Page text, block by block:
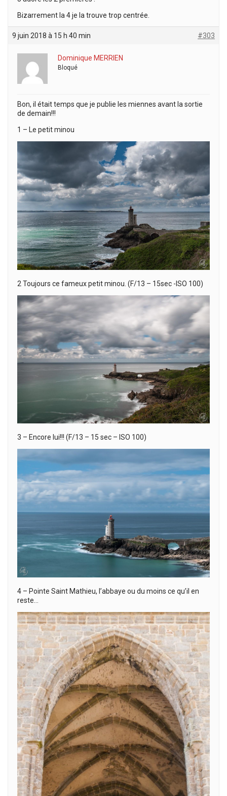
Bizarrement la 4 je la trouve trop centrée.
9 juin 2018 à 15 h 40 min #303
Dominique MERRIEN
Bloqué
Bon, il était temps que je publie les miennes avant la sortie
de demain!!!
1 – Le petit minou
2 Toujours ce fameux petit minou. (F/13 – 15sec -ISO 100)
3 – Encore lui!!! (F/13 – 15 sec – ISO 100)
4 – Pointe Saint Mathieu, l’abbaye ou du moins ce qu’il en
reste…